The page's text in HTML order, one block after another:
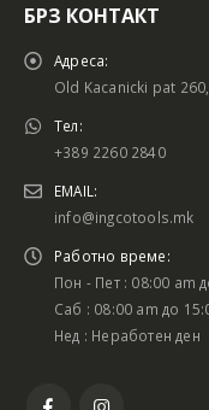
БРЗ КОНТАКТ
Адреса:
Old Kacanicki pat
Тел:
+389 2260 2840
EMAIL:
info@ingcotools.mk
Работно време:
Пон - Пет : 08:00 am
Саб : 08:00 am до
Нед : Неработен ден